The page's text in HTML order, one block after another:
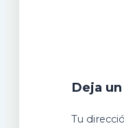
Deja
Tu